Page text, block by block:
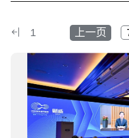
1 上一页